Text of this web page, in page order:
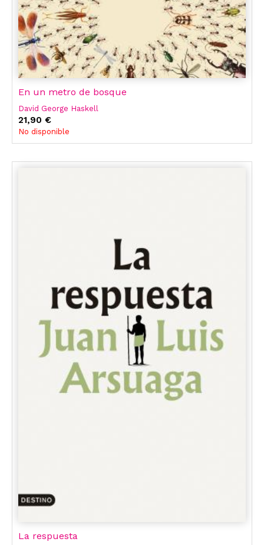
En un metro de bosque
David George Haskell
21,90 €
No disponible
La respuesta